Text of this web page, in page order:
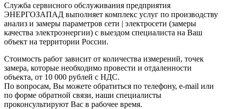
Служба сервисного обслуживания предприятия
ЭНЕРГОЗАПАД выполняет комплекс услуг по производству
анализ и замеры параметров сети | электросети (замеры
качества электроэнергии) с выездом специалиста на Ваш
объект на территории России.
Стоимость работ зависит от количества измерений, точек
замера, которые необходимо провести и отдаленности
объекта, от 10 000 рублей с НДС.
По вопросам, Вы можете обратиться по телефону, e-mail или
по форме обратной связи, наши специалисты
проконсультируют Вас в рабочее время.